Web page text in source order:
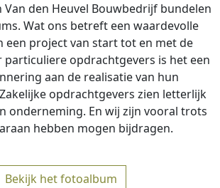
Van den Heuvel Bouwbedrijf bundelen
Wat ons betreft een waardevolle
een project van start tot en met de
particuliere opdrachtgevers is het een
aan de realisatie van hun
opdrachtgevers zien letterlijk
onderneming. En wij zijn vooral trots
hebben mogen bijdragen.
Bekijk het fotoalbum